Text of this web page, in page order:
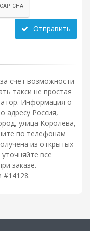
Отправить
счет возможности
такси не простая
Информация о
адресу Россия,
улица Королева,
по телефонам
из открытых
все
заказе.
#14128.